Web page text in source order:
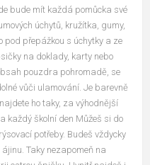
bude mít každá pomůcka své
úchytů, kružítka, gumy,
přepážkou s úchytky a ze
na doklady, karty nebo
pouzdra pohromadě, se
vůči ulamování. Je barevně
ho taky, za výhodnější
každý školní den Můžeš si do
potřeby. Budeš vždycky
Taky nezapomeň na